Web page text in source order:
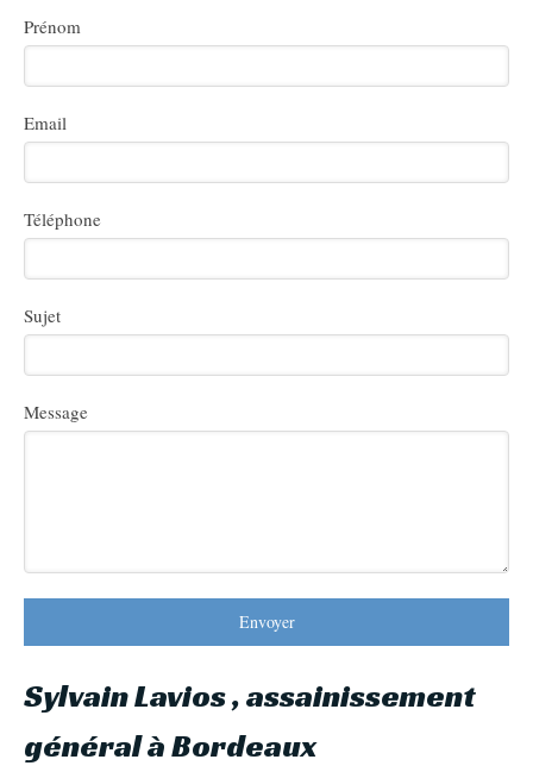
Prénom
Email
Téléphone
Sujet
Message
Envoyer
Sylvain Lavios , assainissement
général à Bordeaux